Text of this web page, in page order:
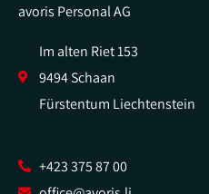
avoris Personal AG
Im alten Riet 153
9494 Schaan
Fürstentum Liechtenstein
+423 375 87 00